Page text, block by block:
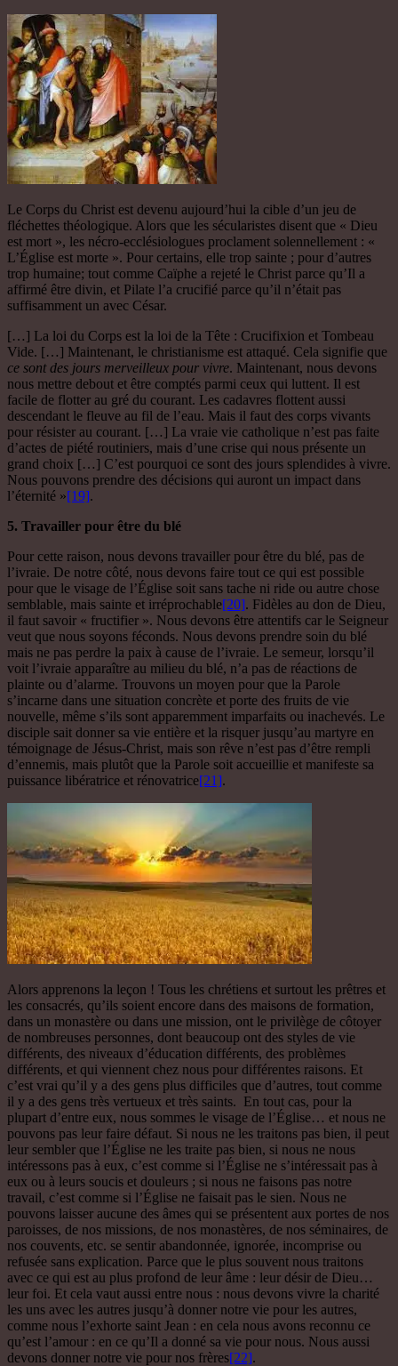
Le Corps du Christ est devenu aujourd’hui la cible d’un jeu de
fléchettes théologique. Alors que les sécularistes disent que « Dieu
est mort », les nécro-ecclésiologues proclament solennellement : «
L’Église est morte ». Pour certains, elle trop sainte ; pour d’autres
trop humaine; tout comme Caïphe a rejeté le Christ parce qu’Il a
affirmé être divin, et Pilate l’a crucifié parce qu’il n’était pas
suffisamment un avec César.
[…] La loi du Corps est la loi de la Tête : Crucifixion et Tombeau
Vide. […] Maintenant, le christianisme est attaqué. Cela signifie que
ce sont des jours merveilleux pour vivre. Maintenant, nous devons
nous mettre debout et être comptés parmi ceux qui luttent. Il est
facile de flotter au gré du courant. Les cadavres flottent aussi
descendant le fleuve au fil de l’eau. Mais il faut des corps vivants
pour résister au courant. […] La vraie vie catholique n’est pas faite
d’actes de piété routiniers, mais d’une crise qui nous présente un
grand choix […] C’est pourquoi ce sont des jours splendides à vivre.
Nous pouvons prendre des décisions qui auront un impact dans
l’éternité »[19].
5. Travailler pour être du blé
Pour cette raison, nous devons travailler pour être du blé, pas de
l’ivraie. De notre côté, nous devons faire tout ce qui est possible
pour que le visage de l’Église soit sans tache ni ride ou autre chose
semblable, mais sainte et irréprochable[20]. Fidèles au don de Dieu,
il faut savoir « fructifier ». Nous devons être attentifs car le Seigneur
veut que nous soyons féconds. Nous devons prendre soin du blé
mais ne pas perdre la paix à cause de l’ivraie. Le semeur, lorsqu’il
voit l’ivraie apparaître au milieu du blé, n’a pas de réactions de
plainte ou d’alarme. Trouvons un moyen pour que la Parole
s’incarne dans une situation concrète et porte des fruits de vie
nouvelle, même s’ils sont apparemment imparfaits ou inachevés. Le
disciple sait donner sa vie entière et la risquer jusqu’au martyre en
témoignage de Jésus-Christ, mais son rêve n’est pas d’être rempli
d’ennemis, mais plutôt que la Parole soit accueillie et manifeste sa
puissance libératrice et rénovatrice[21].
Alors apprenons la leçon ! Tous les chrétiens et surtout les prêtres et
les consacrés, qu’ils soient encore dans des maisons de formation,
dans un monastère ou dans une mission, ont le privilège de côtoyer
de nombreuses personnes, dont beaucoup ont des styles de vie
différents, des niveaux d’éducation différents, des problèmes
différents, et qui viennent chez nous pour différentes raisons. Et
c’est vrai qu’il y a des gens plus difficiles que d’autres, tout comme
il y a des gens très vertueux et très saints. En tout cas, pour la
plupart d’entre eux, nous sommes le visage de l’Église… et nous ne
pouvons pas leur faire défaut. Si nous ne les traitons pas bien, il peut
leur sembler que l’Église ne les traite pas bien, si nous ne nous
intéressons pas à eux, c’est comme si l’Église ne s’intéressait pas à
eux ou à leurs soucis et douleurs ; si nous ne faisons pas notre
travail, c’est comme si l’Église ne faisait pas le sien. Nous ne
pouvons laisser aucune des âmes qui se présentent aux portes de nos
paroisses, de nos missions, de nos monastères, de nos séminaires, de
nos couvents, etc. se sentir abandonnée, ignorée, incomprise ou
refusée sans explication. Parce que le plus souvent nous traitons
avec ce qui est au plus profond de leur âme : leur désir de Dieu…
leur foi. Et cela vaut aussi entre nous : nous devons vivre la charité
les uns avec les autres jusqu’à donner notre vie pour les autres,
comme nous l’exhorte saint Jean : en cela nous avons reconnu ce
qu’est l’amour : en ce qu’Il a donné sa vie pour nous. Nous aussi
devons donner notre vie pour nos frères[22].